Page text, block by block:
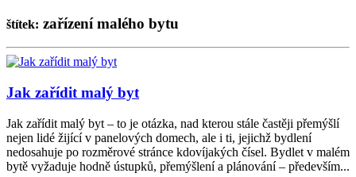
štítek: zařízení malého bytu
Jak zařídit malý byt
Jak zařídit malý byt – to je otázka, nad kterou stále častěji přemýšlí
nejen lidé žijící v panelových domech, ale i ti, jejichž bydlení
nedosahuje po rozměrové stránce kdovíjakých čísel. Bydlet v malém
bytě vyžaduje hodně ústupků, přemýšlení a plánování – především...